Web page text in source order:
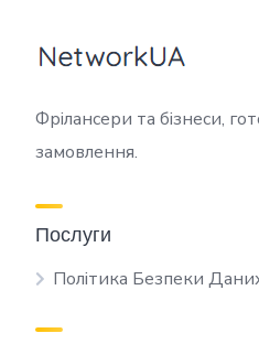
Фрілансери та бізнеси,
замовлення.
Послуги
Політика Безпеки